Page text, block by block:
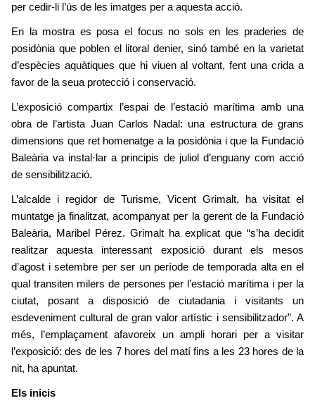
per cedir-li l’ús de les imatges per a aquesta acció.
En la mostra es posa el focus no sols en les praderies de
posidònia que poblen el litoral denier, sinó també en la varietat
d’espècies aquàtiques que hi viuen al voltant, fent una crida a
favor de la seua protecció i conservació.
L’exposició compartix l’espai de l’estació marítima amb una
obra de l’artista Juan Carlos Nadal: una estructura de grans
dimensions que ret homenatge a la posidònia i que la Fundació
Baleària va instal·lar a principis de juliol d’enguany com acció
de sensibilització.
L’alcalde i regidor de Turisme, Vicent Grimalt, ha visitat el
muntatge ja finalitzat, acompanyat per la gerent de la Fundació
Baleària, Maribel Pérez. Grimalt ha explicat que “s’ha decidit
realitzar aquesta interessant exposició durant els mesos
d’agost i setembre per ser un període de temporada alta en el
qual transiten milers de persones per l’estació marítima i per la
ciutat, posant a disposició de ciutadania i visitants un
esdeveniment cultural de gran valor artístic i sensibilitzador”. A
més, l’emplaçament afavoreix un ampli horari per a visitar
l’exposició: des de les 7 hores del matí fins a les 23 hores de la
nit, ha apuntat.
Els inicis